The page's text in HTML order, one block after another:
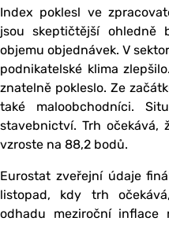
Index poklesl ve
jsou skeptičtější ohledně
objemu objednávek. V
podnikatelské klima
znatelně pokleslo. Ze
také maloobchodníci.
stavebnictví. Trh očekává,
vzroste na 88,2 bodů.
Eurostat zveřejní údaje
listopad, kdy trh
odhadu meziroční inflace